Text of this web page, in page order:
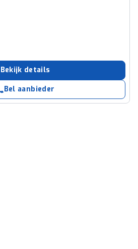
Bekijk details
Bel aanbieder